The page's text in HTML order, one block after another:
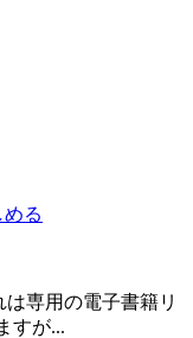
める
専用の電子書籍リ
すが...